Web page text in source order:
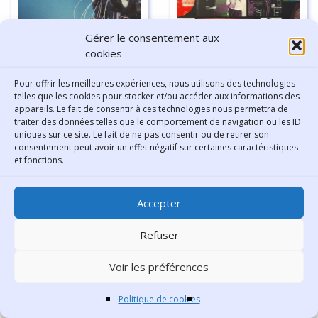
Gérer le consentement aux
cookies
Pour offrir les meilleures expériences, nous utilisons des technologies
telles que les cookies pour stocker et/ou accéder aux informations des
appareils. Le fait de consentir à ces technologies nous permettra de
traiter des données telles que le comportement de navigation ou les ID
uniques sur ce site. Le fait de ne pas consentir ou de retirer son
consentement peut avoir un effet négatif sur certaines caractéristiques
et fonctions.
Accepter
Refuser
Voir les préférences
Politique de cookies
Avec MidJourney ou
ChatGPT, l’intelligence
artificielle générative
(IAG) permet
ou d’images. Les
une consigne à partir
Continuer la lecture-
7 min
compilation ? Si la
nature d'un best of ou
d'un greatest hits est
avant tout mercantile,
bonne compilation ?
Mini panorama de
quelques disques
édités par des labels
passionnés.
Continuer la lecture-
14 min
17/11/2023
perfection »
À REDÉCOUVRIR
04/11/2023
DJ Krush
« Strictly
turntablized »